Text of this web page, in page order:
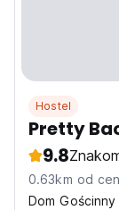
Hostel
Pretty
9.8
0.63km od
Dom